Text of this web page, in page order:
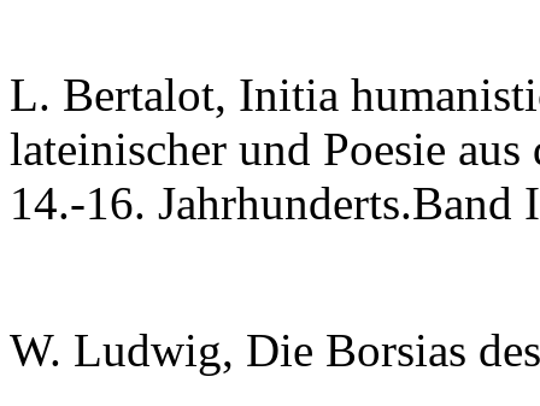
L. Bertalot, Initia
lateinischer und Poesie aus
14.-16. Jahrhunderts.Band
W. Ludwig, Die Borsias